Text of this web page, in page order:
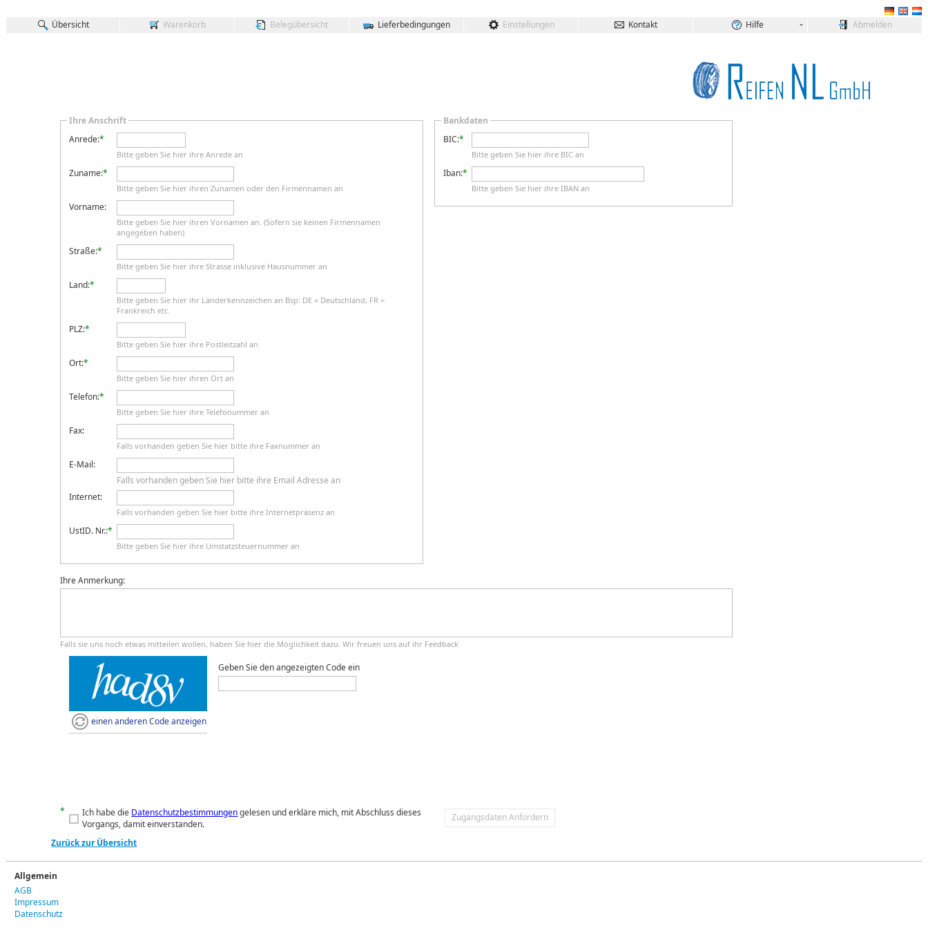
Übersicht Warenkorb Belegübersicht Lieferbedingungen Einstellungen Kontakt Hilfe Abmelden
Ihre Anschrift
Anrede:*
Bitte geben Sie hier ihre Anrede an
Zuname:*
Bitte geben Sie hier ihren Zunamen oder den Firmennamen an
Vorname:
Bitte geben Sie hier ihren Vornamen an. (Sofern sie keinen Firmennamen
angegeben haben)
Straße:*
Bitte geben Sie hier ihre Strasse inklusive Hausnummer an
Land:*
Bitte geben Sie hier ihr Länderkennzeichen an Bsp: DE = Deutschland, FR =
Frankreich etc.
PLZ:*
Bitte geben Sie hier ihre Postleitzahl an
Ort:*
Bitte geben Sie hier ihren Ort an
Telefon:*
Bitte geben Sie hier ihre Telefonummer an
Fax:
Falls vorhanden geben Sie hier bitte ihre Faxnummer an
E-Mail:
Falls vorhanden geben Sie hier bitte ihre Email Adresse an
Internet:
Falls vorhanden geben Sie hier bitte ihre Internetpräsenz an
UstID. Nr.:*
Bitte geben Sie hier ihre Umstatzsteuernummer an
Bankdaten
BIC:*
Bitte geben Sie hier ihre BIC an
Iban:*
Bitte geben Sie hier ihre IBAN an
Ihre Anmerkung:
Falls sie uns noch etwas mitteilen wollen, haben Sie hier die Möglichkeit dazu. Wir freuen uns auf ihr Feedback
Geben Sie den angezeigten Code ein
einen anderen Code anzeigen
* Ich habe die Datenschutzbestimmungengelesen und erkläre mich, mit Abschluss dieses
Vorgangs, damit einverstanden.
Zugangsdaten Anfordern
Zurück zur Übersicht
Allgemein
AGB
Impressum
Datenschutz